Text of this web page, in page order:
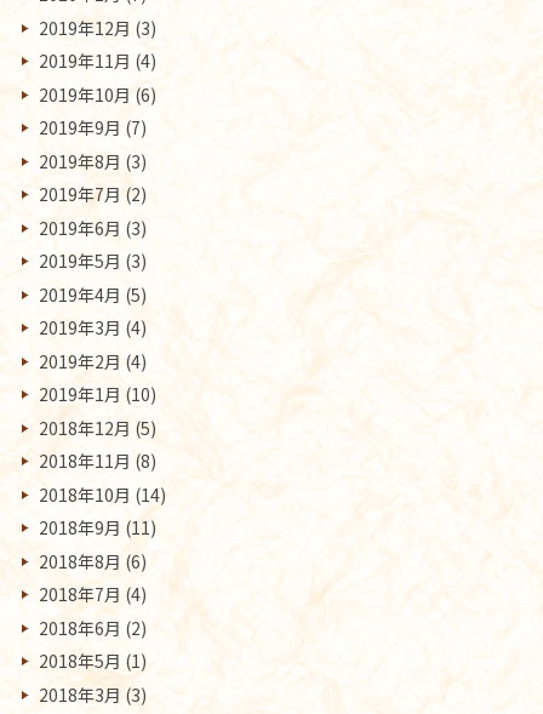
2019年12月 (3)
2019年11月 (4)
2019年10月 (6)
2019年9月 (7)
2019年8月 (3)
2019年7月 (2)
2019年6月 (3)
2019年5月 (3)
2019年4月 (5)
2019年3月 (4)
2019年2月 (4)
2019年1月 (10)
2018年12月 (5)
2018年11月 (8)
2018年10月 (14)
2018年9月 (11)
2018年8月 (6)
2018年7月 (4)
2018年6月 (2)
2018年5月 (1)
2018年3月 (3)